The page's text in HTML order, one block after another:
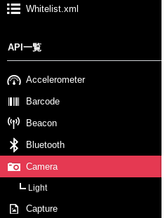
Whitelist.xml
API一覧
Accelerometer
Barcode
Beacon
Bluetooth
Camera
Light
Capture